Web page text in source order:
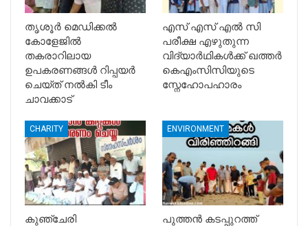
തൃശൂർ മെഡിക്കൽ
കോളേജിൽ
തകരാറിലായ
ഉപകരണങ്ങൾ റിപ്പയർ
ചെയ്ത് നൽകി ടീം
ചാവക്കാട്
എസ് എസ് എൽ സി
പരീക്ഷ എഴുതുന്ന
വിദ്യാർഥികൾക്ക് ഖത്തർ
കെഎംസിസിയുടെ
സ്നേഹോപഹാരം
CHARITY
കുഞ്ചേരി
ENVIRONMENT
പുത്തൻ കടപ്പുറത്ത്